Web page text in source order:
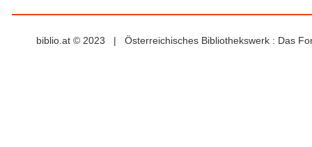
biblio.at © 2023 | Österreichisches Bibliothekswerk : Das